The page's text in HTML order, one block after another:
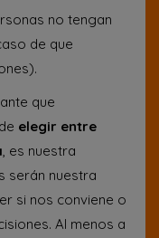
no tengan
de que
que
elegir entre
, es nuestra
serán nuestra
si nos conviene o
Al menos a